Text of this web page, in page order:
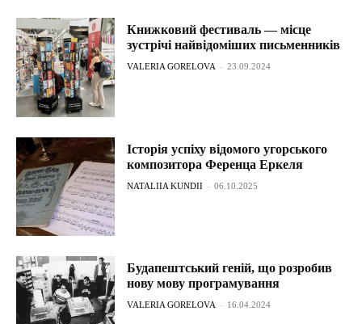
Книжковий фестиваль — місце
зустрічі найвідоміших письменників
VALERIA GORELOVA - 23.09.2024
Історія успіху відомого угорського
композитора Ференца Еркеля
NATALIIA KUNDII - 06.10.2025
Будапештський геній, що розробив
нову мову програмування
VALERIA GORELOVA - 16.04.2024